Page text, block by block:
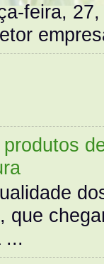
feira,
que
...